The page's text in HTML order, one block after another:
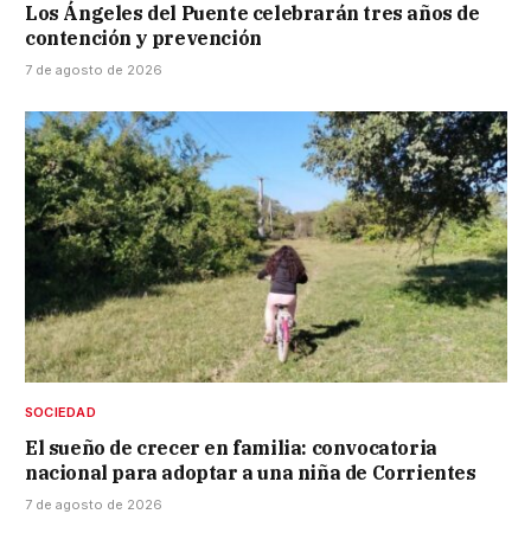
Los Ángeles del Puente celebrarán tres años de
contención y prevención
7 de agosto de 2026
SOCIEDAD
El sueño de crecer en familia: convocatoria
nacional para adoptar a una niña de Corrientes
7 de agosto de 2026